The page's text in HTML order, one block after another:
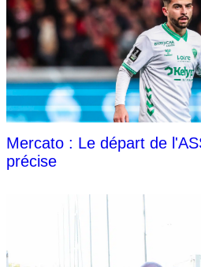
Mercato : Le départ de
précise